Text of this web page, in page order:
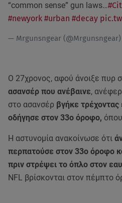
“common sense” gun laws…
#newyork #urban #decay
— Mrgunsngear (@Mrgunsngear)
Ο 27χρονος, αφού άνοιξε πυρ
ασανσέρ που ανέβαινε,
στο ασανσέρ βγήκε
οδήγησε στον 33ο όροφο,
Η αστυνομία ανακοίνωσε ότι
περπατούσε στον 33ο όροφο
πριν στρέψει το όπλο στον
NFL βρίσκονται στον πέμπτο